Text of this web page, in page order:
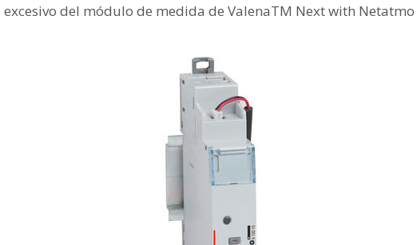
excesivo del módulo de medida de ValenaTM Next with Netatmo